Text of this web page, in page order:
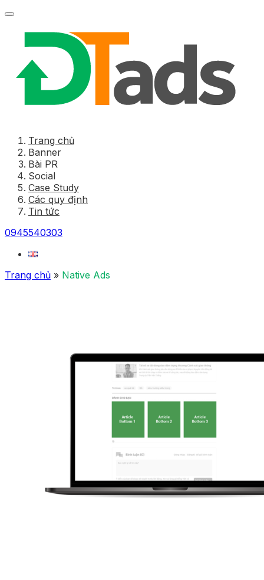
Trang chủ
Banner
Bài PR
Social
Case Study
Các quy định
Tin tức
0945540303
Trang chủ » Native Ads